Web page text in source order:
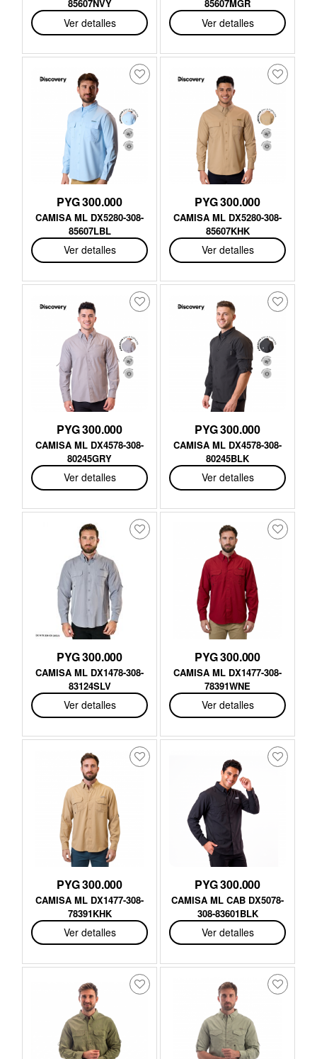
85607NVY
Ver detalles
85607MGR
Ver detalles
PYG 300.000
CAMISA ML DX5280-308-
85607LBL
Ver detalles
PYG 300.000
CAMISA ML DX5280-308-
85607KHK
Ver detalles
PYG 300.000
CAMISA ML DX4578-308-
80245GRY
Ver detalles
PYG 300.000
CAMISA ML DX4578-308-
80245BLK
Ver detalles
PYG 300.000
CAMISA ML DX1478-308-
83124SLV
Ver detalles
PYG 300.000
CAMISA ML DX1477-308-
78391WNE
Ver detalles
PYG 300.000
CAMISA ML DX1477-308-
78391KHK
Ver detalles
PYG 300.000
CAMISA ML CAB DX5078-
308-83601BLK
Ver detalles